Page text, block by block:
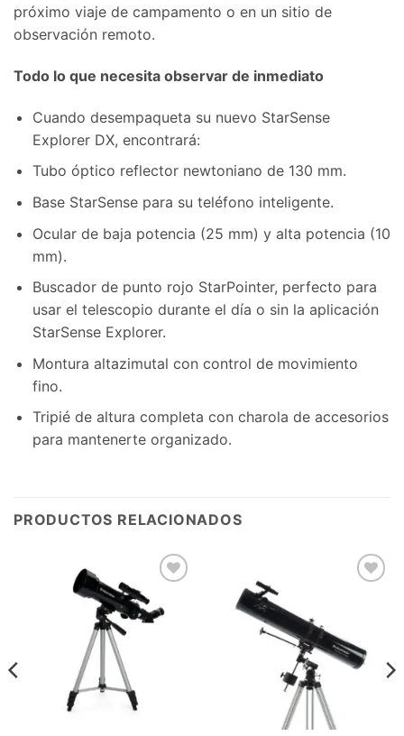
próximo viaje de campamento o en un sitio de
observación remoto.
Todo lo que necesita observar de inmediato
Cuando desempaqueta su nuevo StarSense
Explorer DX, encontrará:
Tubo óptico reflector newtoniano de 130 mm.
Base StarSense para su teléfono inteligente.
Ocular de baja potencia (25 mm) y alta potencia (10
mm).
Buscador de punto rojo StarPointer, perfecto para
usar el telescopio durante el día o sin la aplicación
StarSense Explorer.
Montura altazimutal con control de movimiento
fino.
Tripié de altura completa con charola de accesorios
para mantenerte organizado.
PRODUCTOS RELACIONADOS
Agregar
a la
Lista de